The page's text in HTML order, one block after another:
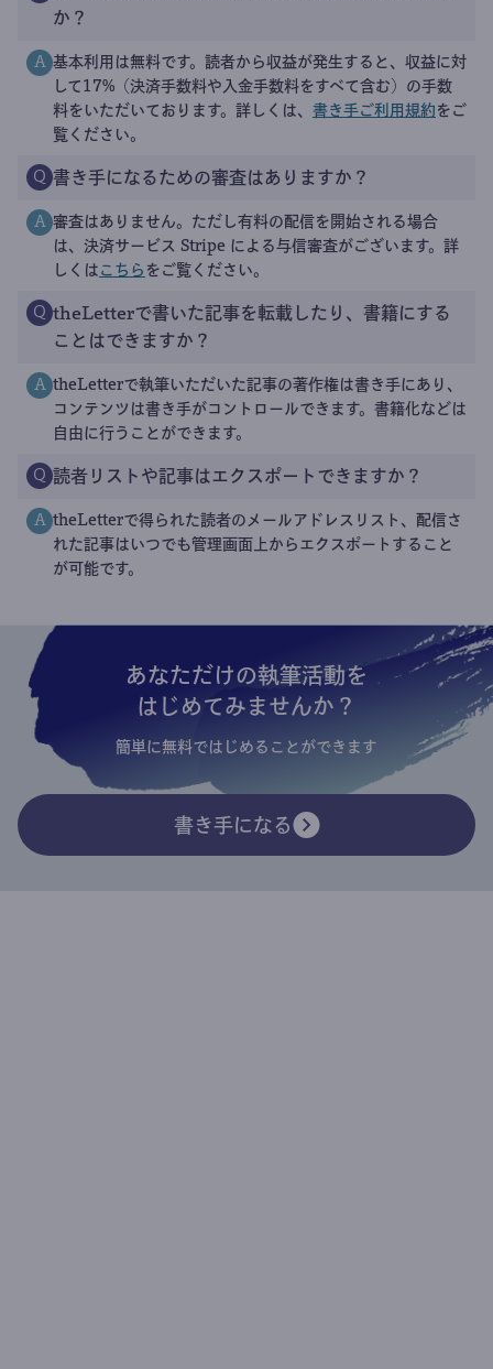
か？
A 基本利用は無料です。読者から収益が発生すると、収益に対
して17%（決済手数料や入金手数料をすべて含む）の手数
料をいただいております。詳しくは、 書き手ご利用規約 をご
覧ください。
Q 書き手になるための審査はありますか？
A 審査はありません。ただし有料の配信を開始される場合
は、決済サービス Stripe による与信審査がございます。詳
しくは こちら をご覧ください。
Q theLetterで書いた記事を転載したり、書籍にする
ことはできますか？
A theLetterで執筆いただいた記事の著作権は書き手にあり、
コンテンツは書き手がコントロールできます。書籍化などは
自由に行うことができます。
Q 読者リストや記事はエクスポートできますか？
A theLetterで得られた読者のメールアドレスリスト、配信さ
れた記事はいつでも管理画面上からエクスポートすること
が可能です。
あなただけの執筆活動を
はじめてみませんか？
簡単に無料ではじめることができます
書き手になる